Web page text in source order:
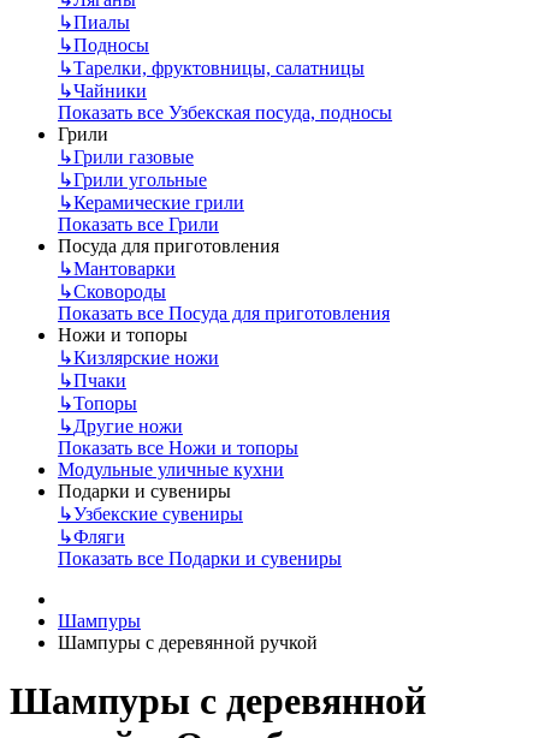
↳Пиалы
↳Подносы
↳Тарелки, фруктовницы, салатницы
↳Чайники
Показать все Узбекская посуда, подносы
Грили
↳Грили газовые
↳Грили угольные
↳Керамические грили
Показать все Грили
Посуда для приготовления
↳Мантоварки
↳Сковороды
Показать все Посуда для приготовления
Ножи и топоры
↳Кизлярские ножи
↳Пчаки
↳Топоры
↳Другие ножи
Показать все Ножи и топоры
Модульные уличные кухни
Подарки и сувениры
↳Узбекские сувениры
↳Фляги
Показать все Подарки и сувениры
Шампуры
Шампуры с деревянной ручкой
Шампуры с деревянной